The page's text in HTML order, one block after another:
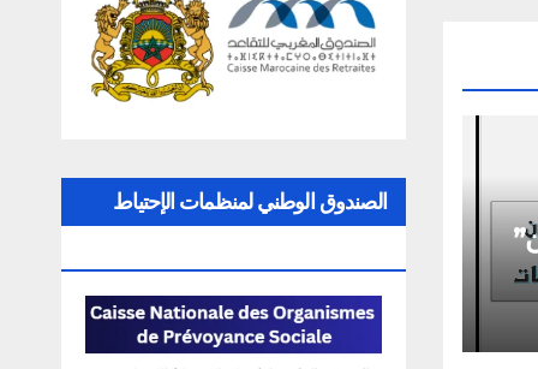
الصندوق الوطني لمنظمات الإحتياط